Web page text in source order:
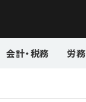
会計・税務 労務